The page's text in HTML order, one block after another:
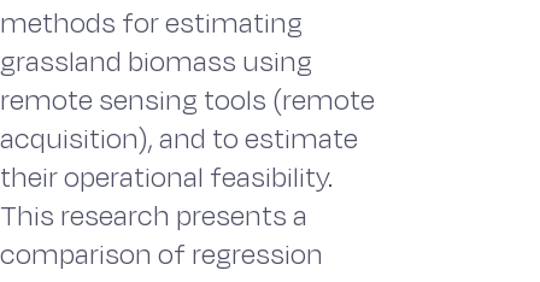
methods for estimating
grassland biomass using
remote sensing tools (remote
acquisition), and to estimate
their operational feasibility.
This research presents a
comparison of regression